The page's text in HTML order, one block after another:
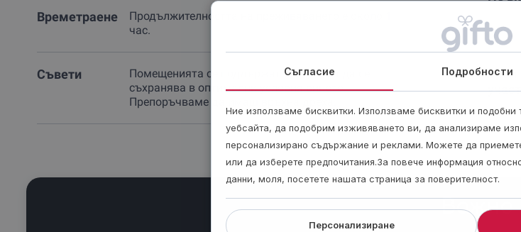
Времетраене
Продължителността на преживяването е около 1
час.
Съвети
Помещенията се поддържат хладни, за да се
съхранява в оптимални условия виното.
Препоръчваме да имаш връхна дреха.
Брой
Важно
Съгласие Подробности
Ние използваме бисквитки. Използваме бисквитки и подобни
уебсайта, да подобрим изживяването ви, да анализираме
персонализирано съдържание и реклами. Можете да
или да изберете предпочитания.За повече информация
данни, моля, посетете нашата страница за поверителност.
Персонализиране